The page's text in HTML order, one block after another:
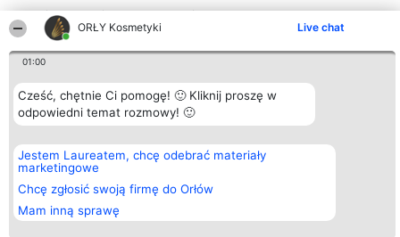
ORŁY Kosmetyki Live chat
01:00
Cześć, chętnie Ci pomogę! 🙂 Kliknij proszę w
odpowiedni temat rozmowy! 🙂
Jestem Laureatem, chcę odebrać materiały
marketingowe
Chcę zgłosić swoją firmę do Orłów
Mam inną sprawę
Organizator plebiscytu
Bright Side Solutions sp. z o.
o. sp. k.
ul. Ruska 22
Wrocław 50-079
KRS 0000749100 | Regon
381313360 | NIP 8943132676
+48 508 492 400
Plebiscyt
wszystkich
Zasady
Regulamin
Polityka
Prywatności
Blog
Articles
Kontakt
Kontakt